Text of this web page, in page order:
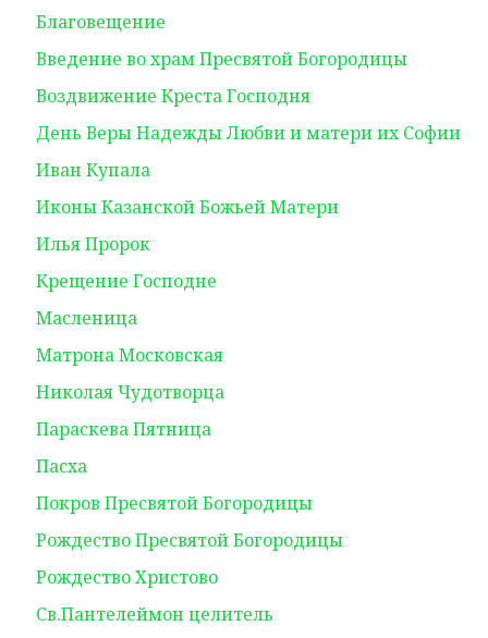
Благовещение
Введение во храм Пресвятой Богородицы
Воздвижение Креста Господня
День Веры Надежды Любви и матери их Софии
Иван Купала
Иконы Казанской Божьей Матери
Илья Пророк
Крещение Господне
Масленица
Матрона Московская
Николая Чудотворца
Параскева Пятница
Пасха
Покров Пресвятой Богородицы
Рождество Пресвятой Богородицы
Рождество Христово
Св.Пантелеймон целитель